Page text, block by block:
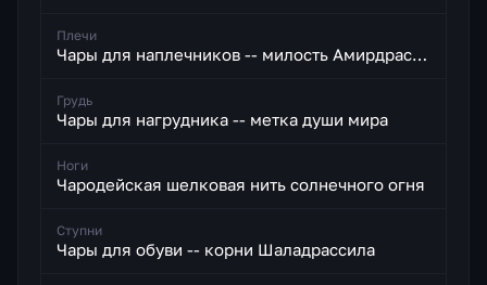
Плечи
Грудь
Чары для нагрудника -- метка души мира
Ноги
Чародейская шелковая нить солнечного огня
Ступни
Чары для обуви -- корни Шаладрассила